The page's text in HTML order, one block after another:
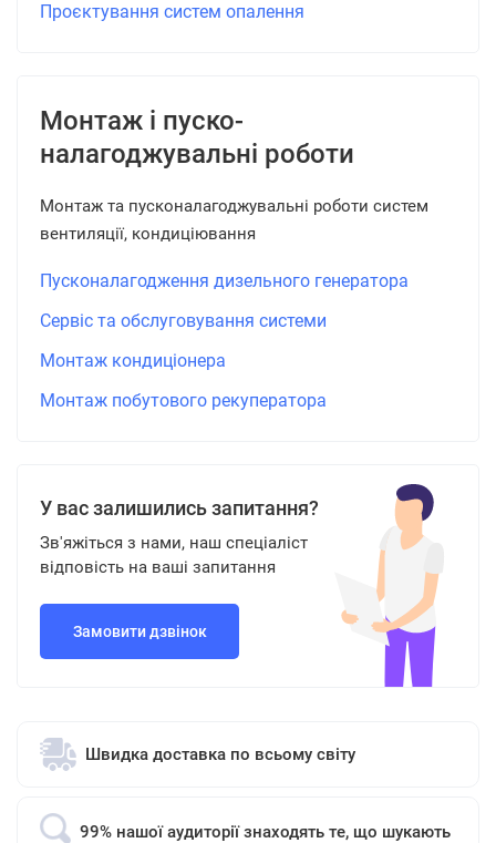
Проєктування систем опалення
Монтаж і пуско-
налагоджувальні роботи
Монтаж та пусконалагоджувальні роботи систем
вентиляції, кондиціювання
Пусконалагодження дизельного генератора
Сервіс та обслуговування системи
Монтаж кондиціонера
Монтаж побутового рекуператора
У вас залишились запитання?
Зв'яжіться з нами, наш спеціаліст
відповість на ваші запитання
Замовити дзвінок
Швидка доставка по всьому світу
99% нашої аудиторії знаходять те, що шукають